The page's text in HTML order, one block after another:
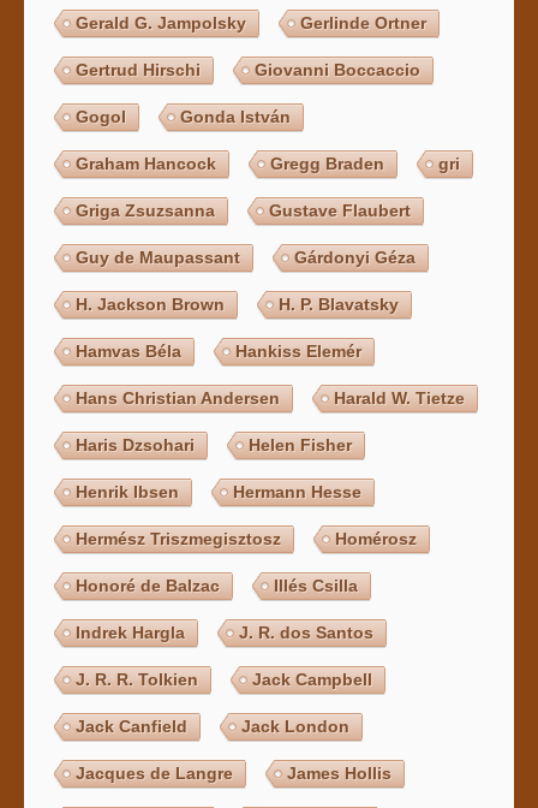
Gerald G. Jampolsky Gerlinde Ortner
Gertrud Hirschi Giovanni Boccaccio
Gogol Gonda István
Graham Hancock Gregg Braden gri
Griga Zsuzsanna Gustave Flaubert
Guy de Maupassant Gárdonyi Géza
H. Jackson Brown H. P. Blavatsky
Hamvas Béla Hankiss Elemér
Hans Christian Andersen Harald W. Tietze
Haris Dzsohari Helen Fisher
Henrik Ibsen Hermann Hesse
Hermész Triszmegisztosz Homérosz
Honoré de Balzac Illés Csilla
Indrek Hargla J. R. dos Santos
J. R. R. Tolkien Jack Campbell
Jack Canfield Jack London
Jacques de Langre James Hollis